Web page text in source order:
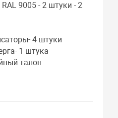
9005 - 2 штуки - 2
4 штуки
1 штука
талон